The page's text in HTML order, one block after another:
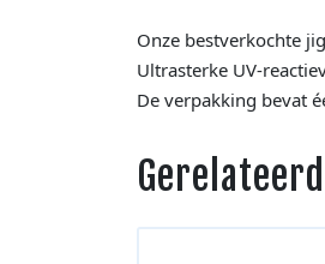
Onze bestverkochte
Ultrasterke UV-
De verpakking bevat